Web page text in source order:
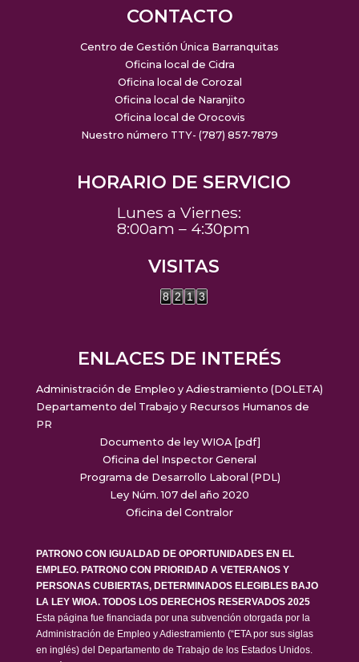
CONTACTO
Centro de Gestión Única Barranquitas
Oficina local de Cidra
Oficina local de Corozal
Oficina local de Naranjito
Oficina local de Orocovis
Nuestro número TTY- (787) 857-7879
HORARIO DE SERVICIO
Lunes a Viernes:
8:00am – 4:30pm
VISITAS
8 2 1 3
ENLACES DE INTERÉS
Administración de Empleo y Adiestramiento (DOLETA)
Departamento del Trabajo y Recursos Humanos de
PR
Documento de ley WIOA [pdf]
Oficina del Inspector General
Programa de Desarrollo Laboral (PDL)
Ley Núm. 107 del año 2020
Oficina del Contralor
PATRONO CON IGUALDAD DE OPORTUNIDADES EN EL
EMPLEO. PATRONO CON PRIORIDAD A VETERANOS Y
PERSONAS CUBIERTAS, DETERMINADOS ELEGIBLES BAJO
LA LEY WIOA. TODOS LOS DERECHOS RESERVADOS 2025
Esta página fue financiada por una subvención otorgada por la
Administración de Empleo y Adiestramiento (“ETA por sus siglas
en inglés) del Departamento de Trabajo de los Estados Unidos.